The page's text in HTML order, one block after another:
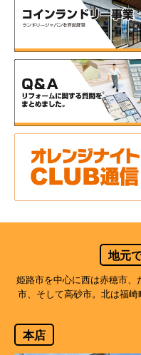
地元
姫路市を中心に西は赤穂市、
市、そして高砂市。北は福
本店